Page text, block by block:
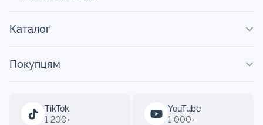
TikTok
1 200+
YouTube
1 000+
Каталог
Покупцям